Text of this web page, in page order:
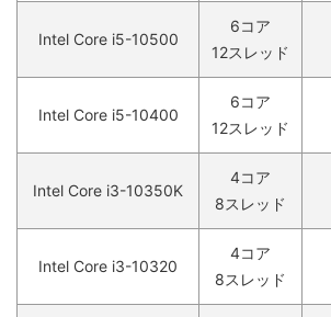
Intel Core i5-10500
6コア
12スレッド
Intel Core i5-10400
6コア
12スレッド
Intel Core i3-10350K
4コア
8スレッド
Intel Core i3-10320
4コア
8スレッド